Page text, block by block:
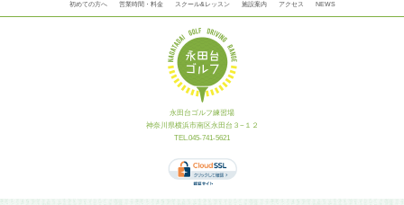
初めての方へ 営業時間・料金 スクール&レッスン 施設案内 アクセス NEWS
永田台ゴルフ練習場
神奈川県横浜市南区永田台３−１２
TEL.045-741-5621